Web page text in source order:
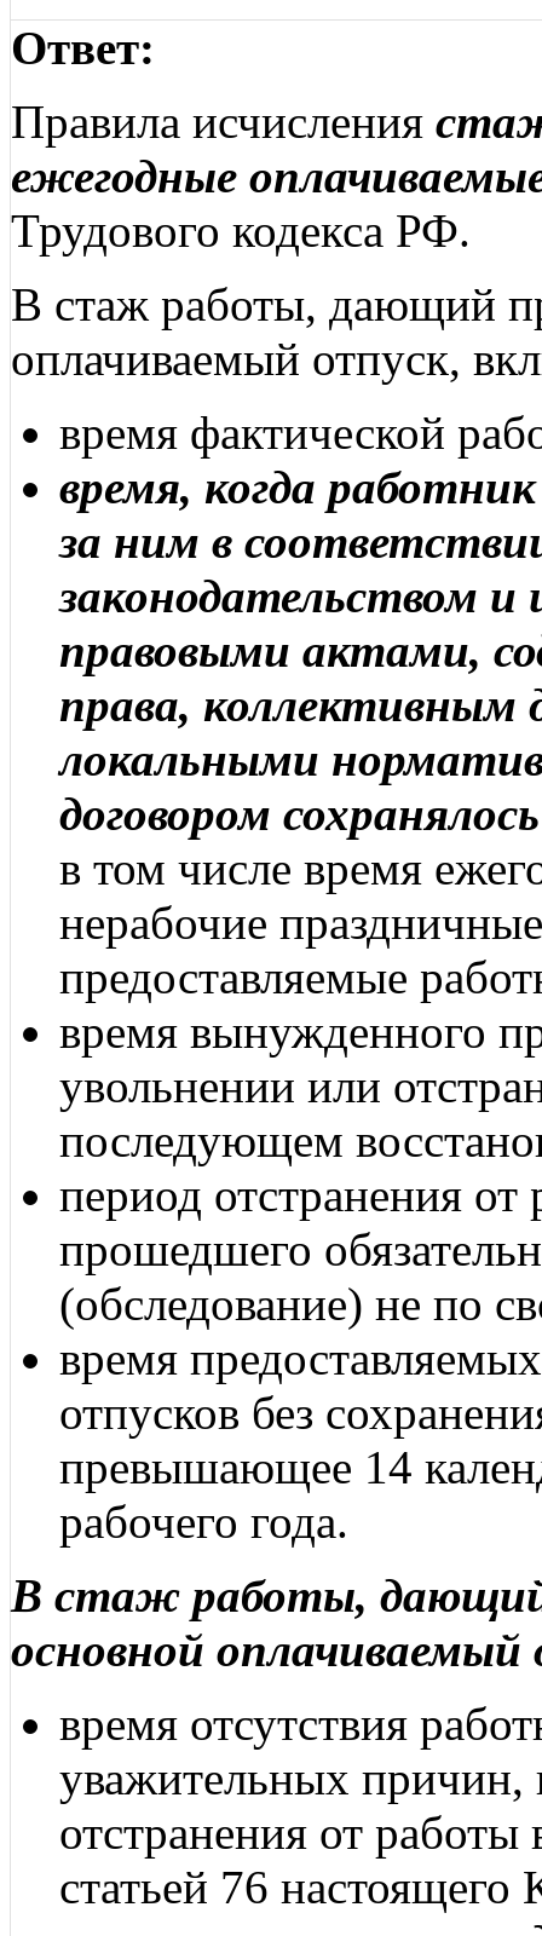
Ответ:
Правила исчисления
ежегодные
Трудового кодекса РФ.
В стаж работы, дающий
оплачиваемый отпуск,
время фактической
время, когда
за ним в
законодательством
правовыми актами,
права, коллективным
локальными
договором
в том числе время
нерабочие
предоставляемые
время вынужденного
увольнении или
последующем
период отстранения
прошедшего
(обследование) не по
время
отпусков без
превышающее 14
рабочего года.
В стаж работы, дающий
основной
время отсутствия
уважительных причин,
отстранения от
статьей 76 настоящего